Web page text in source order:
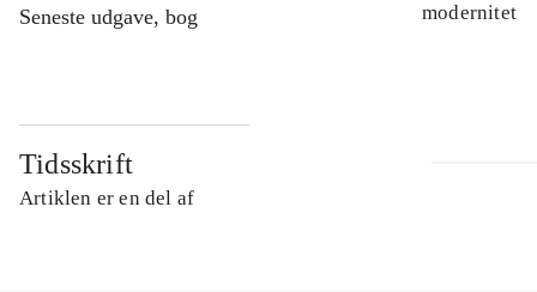
Seneste udgave, bog
modernitet
Tidsskrift
Artiklen er en del af